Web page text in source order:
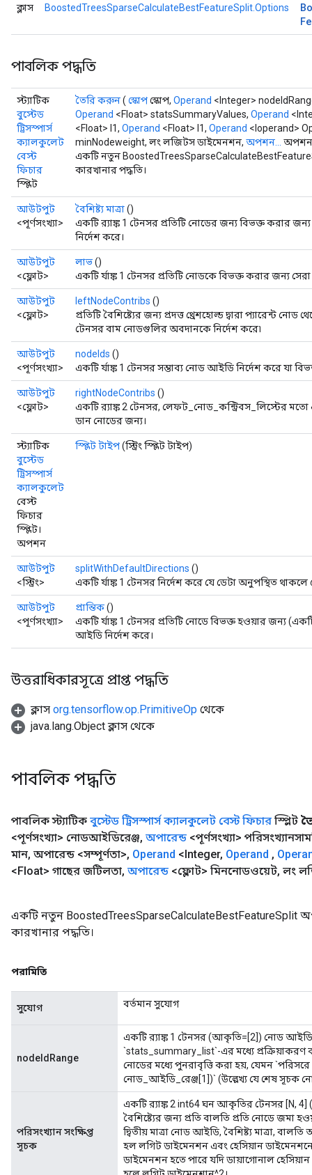
ক্লাস BoostedTreesSparseCalculateBestFeatureSplit.Options
পাবলিক পদ্ধতি
স্ট্যাটিক
বুস্টেড
ট্রিসস্পার্স
ক্যালকুলেট
বেস্ট
ফিচার
স্প্লিট
তৈরি করুন( স্কোপস্কোপ, Operand <Integer>
Operand <Float> statsSummaryValues, Operand
<Float> l1, Operand <Float> l1, Operand <loperand>
minNodeweight, লং লজিটস ডাইমেনশন, অপশন...
একটি নতুন
কারখানার পদ্ধতি।
আউটপুট
<পূর্ণসংখ্যা>
বৈশিষ্ট্য মাত্রা()
একটি র‍্যাঙ্ক 1 টেনসর প্রতিটি নোডের জন্য বিভক্ত করার জন্য
নির্দেশ করে।
আউটপুট
<ফ্লোট>
লাভ()
একটি র্যাঙ্ক 1 টেনসর প্রতিটি নোডকে বিভক্ত করার জন্য সেরা
আউটপুট
<ফ্লোট>
leftNodeContribs ()
প্রতিটি বৈশিষ্ট্যের জন্য প্রদত্ত থ্রেশহোল্ড দ্বারা প্যারেন্ট
টেনসর বাম নোডগুলির অবদানকে নির্দেশ করে৷
আউটপুট
<পূর্ণসংখ্যা>
nodeIds ()
একটি র্যাঙ্ক 1 টেনসর সম্ভাব্য নোড আইডি নির্দেশ করে যা
আউটপুট
<ফ্লোট>
rightNodeContribs ()
একটি র‍্যাঙ্ক 2 টেনসর, লেফট_নোড_কন্ট্রিবস_লিস্টের
ডান নোডের জন্য।
স্ট্যাটিক
বুস্টেড
ট্রিসস্পার্স
ক্যালকুলেট
বেস্ট
ফিচার
স্প্লিট।
অপশন
স্প্লিট টাইপ(স্ট্রিং স্প্লিট টাইপ)
আউটপুট
<স্ট্রিং>
splitWithDefaultDirections ()
একটি র্যাঙ্ক 1 টেনসর নির্দেশ করে যে ডেটা অনুপস্থিত
আউটপুট
<পূর্ণসংখ্যা>
প্রান্তিক()
একটি র্যাঙ্ক 1 টেনসর প্রতিটি নোডে বিভক্ত হওয়ার জন্য
আইডি নির্দেশ করে।
উত্তরাধিকারসূত্রে প্রাপ্ত পদ্ধতি
ক্লাস org.tensorflow.op.PrimitiveOp থেকে
java.lang.Object ক্লাস থেকে
পাবলিক পদ্ধতি
পাবলিক স্ট্যাটিক বুস্টেড ট্রিসস্পার্স ক্যালকুলেট বেস্ট ফিচার স্প্লিট
<পূর্ণসংখ্যা> নোডআইডিরেঞ্জ, অপারেন্ড <পূর্ণসংখ্যা>
মান, অপারেন্ড <সম্পূর্ণতা>, Operand <Integer, Operand ,
<Float> গাছের জটিলতা, অপারেন্ড <ফ্লোট> মিননোডওয়েট, লং
একটি নতুন BoostedTreesSparseCalculateBestFeatureSplit
কারখানার পদ্ধতি।
পরামিতি
সুযোগ বর্তমান সুযোগ
nodeIdRange
একটি র‍্যাঙ্ক 1 টেনসর (আকৃতি=[2]) নোড
`stats_summary_list`-এর মধ্যে প্রক্রিয়াকরণ
নোডের মধ্যে পুনরাবৃত্তি করা হয়, যেমন
নোড_আইডি_রেঞ্জ[1])` (উল্লেখ্য যে শেষ সূচক
পরিসংখ্যান সংক্ষিপ্ত
সূচক
একটি র‍্যাঙ্ক 2 int64 ঘন আকৃতির টেনসর [N, 4] (N
বৈশিষ্ট্যের জন্য প্রতি বালতি প্রতি নোডে জমা
দ্বিতীয় মাত্রা নোড আইডি, বৈশিষ্ট্য মাত্রা,
হল লগিট ডাইমেনশন এবং হেসিয়ান
ডাইমেনশন হতে পারে যদি ডায়াগোনাল